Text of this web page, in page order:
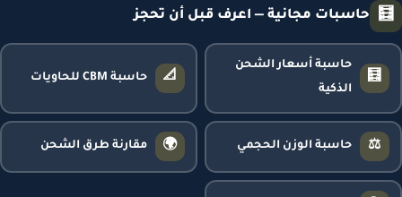
🧮 حاسبات مجانية — اعرف قبل أن تحجز
🧮
حاسبة أسعار الشحن
الذكية
📐 حاسبة CBM للحاويات
⚖️ حاسبة الوزن الحجمي 🌍 مقارنة طرق الشحن